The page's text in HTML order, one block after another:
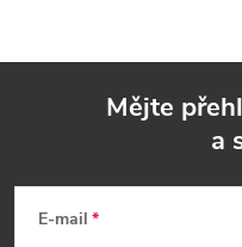
Mějte
a
E-mail